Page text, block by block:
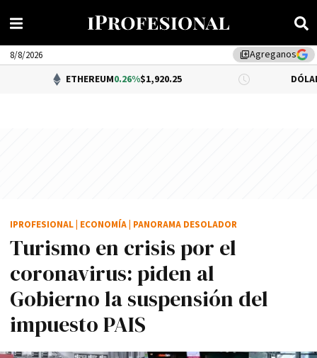
library_addAgreganos
8/8/2026
ETHEREUM0.26%$1,920.25 DÓLAR BNA
Turismo en crisis por el
coronavirus: piden al
Gobierno la suspensión del
impuesto PAIS
IPROFESIONAL ECONOMÍA PANORAMA DESOLADOR